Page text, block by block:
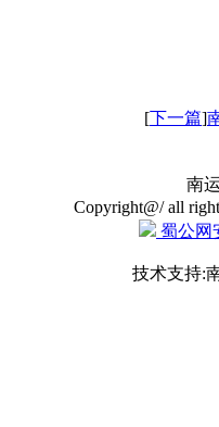
[下一篇]
南
Copyright@/ all
蜀公网
技术支持: